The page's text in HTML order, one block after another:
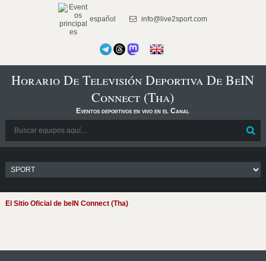
español info@live2sport.com
Horario De Televisión Deportiva De BeIN
Connect (Tha)
Eventos deportivos en vivo en el Canal
El Sitio Oficial de beIN Connect (Tha)